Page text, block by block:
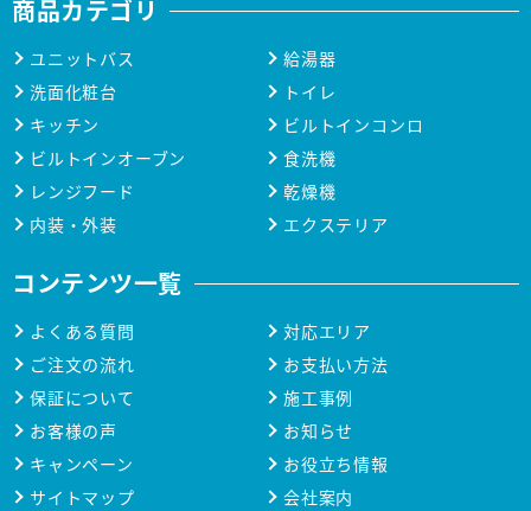
商品カテゴリ
ユニットバス
給湯器
洗面化粧台
トイレ
キッチン
ビルトインコンロ
ビルトインオーブン
食洗機
レンジフード
乾燥機
内装・外装
エクステリア
コンテンツ一覧
よくある質問
対応エリア
ご注文の流れ
お支払い方法
保証について
施工事例
お客様の声
お知らせ
キャンペーン
お役立ち情報
サイトマップ
会社案内